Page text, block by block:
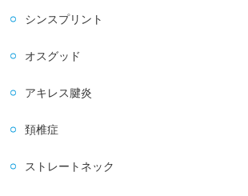
シンスプリント
オスグッド
アキレス腱炎
頚椎症
ストレートネック